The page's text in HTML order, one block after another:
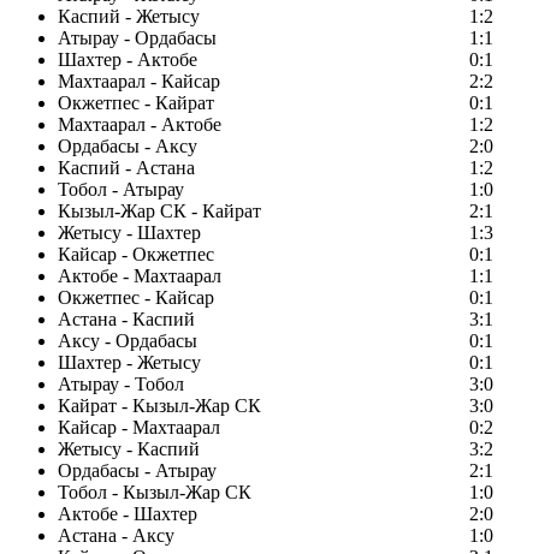
Каспий - Жетысу
1:2
Атырау - Ордабасы
1:1
Шахтер - Актобе
0:1
Махтаарал - Кайсар
2:2
Окжетпес - Кайрат
0:1
Махтаарал - Актобе
1:2
Ордабасы - Аксу
2:0
Каспий - Астана
1:2
Тобол - Атырау
1:0
Кызыл-Жар СК - Кайрат
2:1
Жетысу - Шахтер
1:3
Кайсар - Окжетпес
0:1
Актобе - Махтаарал
1:1
Окжетпес - Кайсар
0:1
Астана - Каспий
3:1
Аксу - Ордабасы
0:1
Шахтер - Жетысу
0:1
Атырау - Тобол
3:0
Кайрат - Кызыл-Жар СК
3:0
Кайсар - Махтаарал
0:2
Жетысу - Каспий
3:2
Ордабасы - Атырау
2:1
Тобол - Кызыл-Жар СК
1:0
Актобе - Шахтер
2:0
Астана - Аксу
1:0